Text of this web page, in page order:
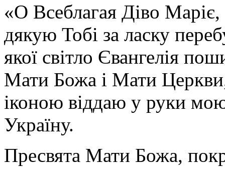
«О Всеблагая Діво
дякую Тобі за ласку
якої світло Євангелія
Мати Божа і Мати
іконою віддаю у руки
Україну.
Пресвята Мати Божа,